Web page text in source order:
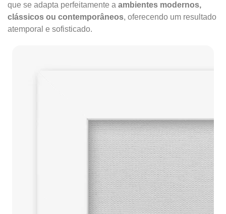
que se adapta perfeitamente a ambientes modernos,
clássicos ou contemporâneos, oferecendo um resultado
atemporal e sofisticado.